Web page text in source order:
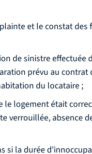
et le constat des
de sinistre effectuée
prévu au contrat
du locataire ;
le logement était
verrouillée, absence
si la durée